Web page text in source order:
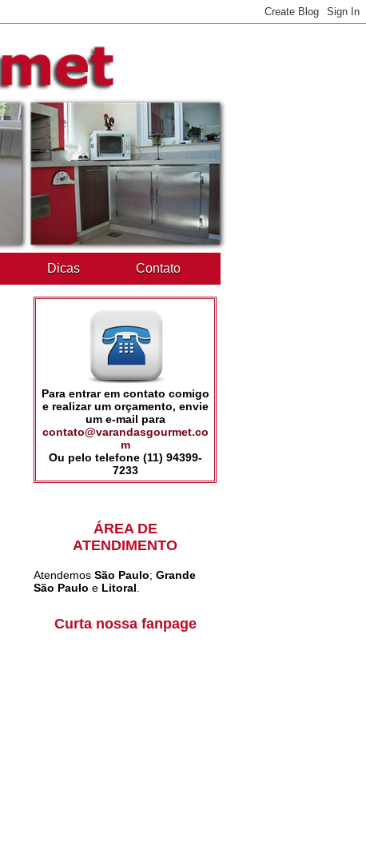
Dicas Contato
Para entrar em contato comigo
e realizar um orçamento, envie
um e-mail para
contato@varandasgourmet.co
m
Ou pelo telefone (11) 94399-
7233
ÁREA DE
ATENDIMENTO
Atendemos São Paulo; Grande
São Paulo e Litoral
Curta nossa fanpage